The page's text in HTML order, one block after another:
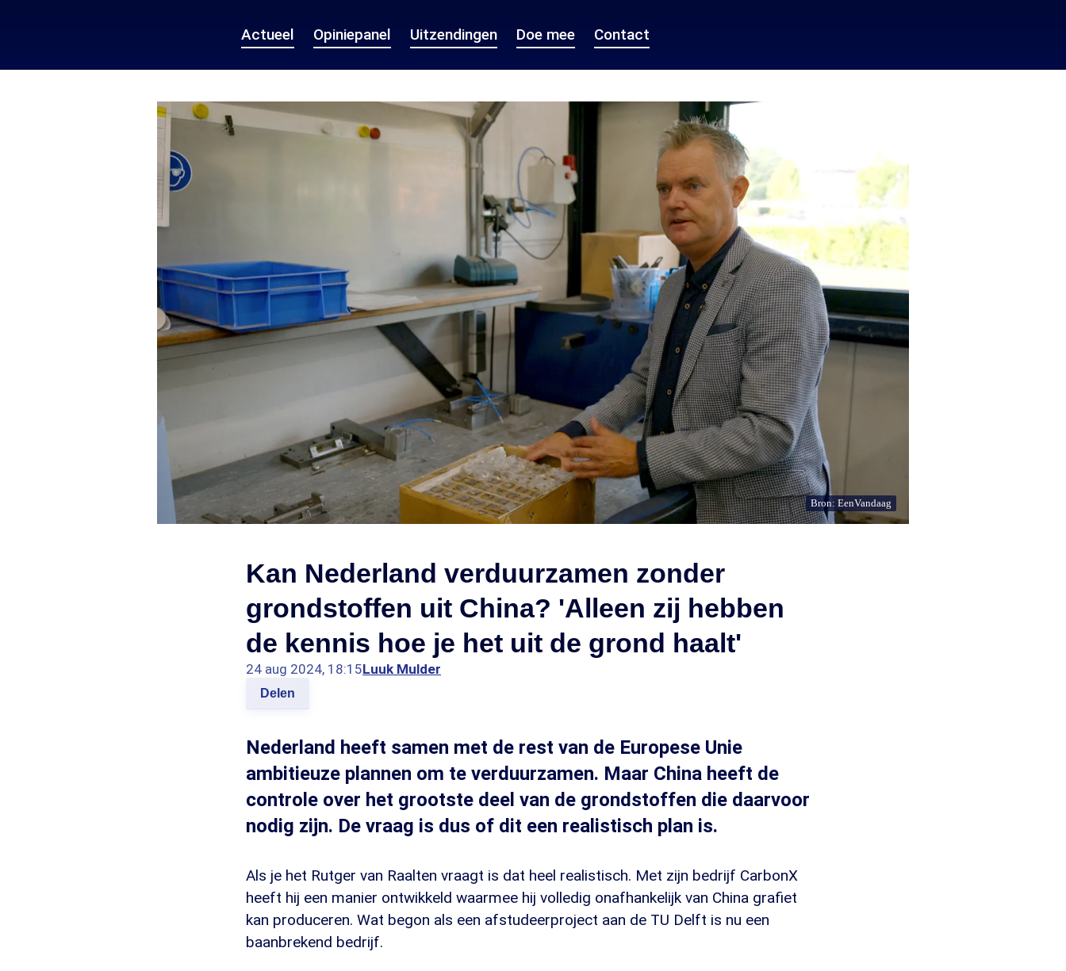
Actueel Opiniepanel Uitzendingen Doe mee Contact
Bron: EenVandaag
Kan Nederland verduurzamen zonder
grondstoffen uit China? 'Alleen zij hebben
de kennis hoe je het uit de grond haalt'
24 aug 2024, 18:15Luuk Mulder
Delen
Nederland heeft samen met de rest van de Europese Unie
ambitieuze plannen om te verduurzamen. Maar China heeft de
controle over het grootste deel van de grondstoffen die daarvoor
nodig zijn. De vraag is dus of dit een realistisch plan is.
Als je het Rutger van Raalten vraagt is dat heel realistisch. Met zijn bedrijf CarbonX
heeft hij een manier ontwikkeld waarmee hij volledig onafhankelijk van China grafiet
kan produceren. Wat begon als een afstudeerproject aan de TU Delft is nu een
baanbrekend bedrijf.